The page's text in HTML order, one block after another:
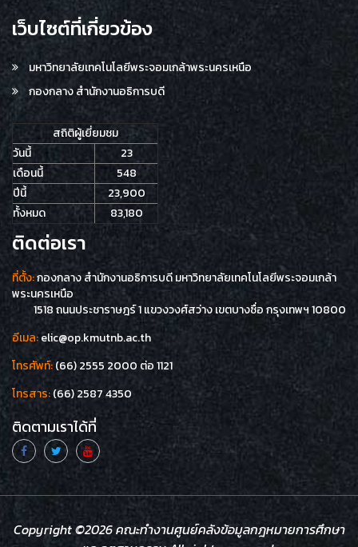
เว็บไซต์ที่เกี่ยวข้อง
มหาวิทยาลัยเทคโนโลยีพระจอมเกล้าพระนครเหนือ
กองกลาง สำนักงานอธิการบดี
สถิติผู้เยี่ยมชม
วันนี้
23
เดือนนี้
548
ปีนี้
23,900
ทั้งหมด
83,180
ติดต่อเรา
ที่ตั้ง:กองกลาง สำนักงานอธิการบดี มหาวิทยาลัยเทคโนโลยีพระจอมเกล้า
พระนครเหนือ
1518 ถนนประชาราษฎร์ 1 แขวงวงศ์สว่าง เขตบางซื่อ กรุงเทพฯ 10800
อีเมล:elic@op.kmutnb.ac.th
โทรศัพท์:(66) 2555 2000 ต่อ 1121
โทรสาร:(66) 2587 4350
ติดตามเราได้ที่
Copyright ©2026 คณะทำงานศูนย์คลังข้อมูลกฎหมายการศึกษา